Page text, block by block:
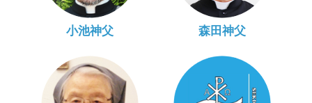
小池神父 森田神父